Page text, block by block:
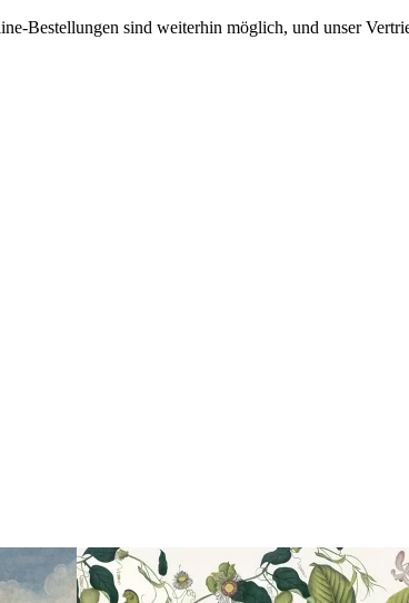
Bestellungen sind weiterhin möglich, und unser